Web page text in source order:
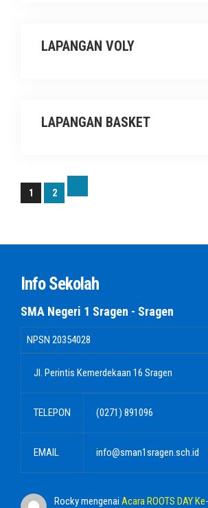
LAPANGAN VOLY
LAPANGAN BASKET
1 2
Info Sekolah
SMA Negeri 1 Sragen - Sragen
NPSN 20354028
Jl. Perintis Kemerdekaan 16 Sragen
TELEPON (0271) 891096
EMAIL info@sman1sragen.sch.id
Rockymengenai Acara ROOTS DAY